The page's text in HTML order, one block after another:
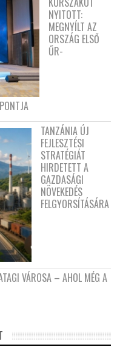
NYITOTT:
MEGNYÍLT AZ
ORSZÁG ELSŐ
ŰR-
TANZÁNIA ÚJ
FEJLESZTÉSI
STRATÉGIÁT
HIRDETETT A
GAZDASÁGI
NÖVEKEDÉS
FELGYORSÍTÁSÁRA
VÁROSA – AHOL MÉG A